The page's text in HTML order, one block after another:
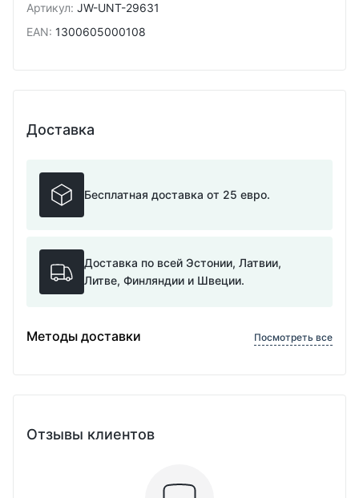
Артикул: JW-UNT-29631
EAN: 1300605000108
Доставка
Бесплатная доставка от 25 евро.
Доставка по всей Эстонии, Латвии,
Литве, Финляндии и Швеции.
Методы доставки Посмотреть все
Отзывы клиентов